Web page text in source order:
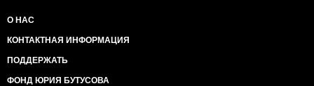
О НАС
КОНТАКТНАЯ ИНФОРМАЦИЯ
ПОДДЕРЖАТЬ
ФОНД ЮРИЯ БУТУСОВА